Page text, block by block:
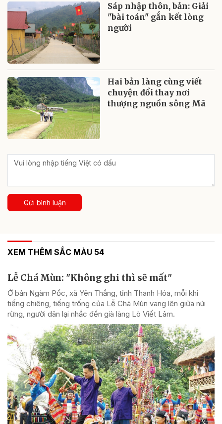
Sáp nhập thôn, bản: Giải
"bài toán" gắn kết lòng
người
Hai bản làng cùng viết
chuyện đổi thay nơi
thượng nguồn sông Mã
Gửi bình luận
XEM THÊM SẮC MÀU 54
Lễ Chá Mùn: "Không ghi thì sẽ mất"
Ở bản Ngàm Pốc, xã Yên Thắng, tỉnh Thanh Hóa, mỗi khi
tiếng chiêng, tiếng trống của Lễ Chá Mùn vang lên giữa núi
rừng, người dân lại nhắc đến già làng Lò Viết Lâm.